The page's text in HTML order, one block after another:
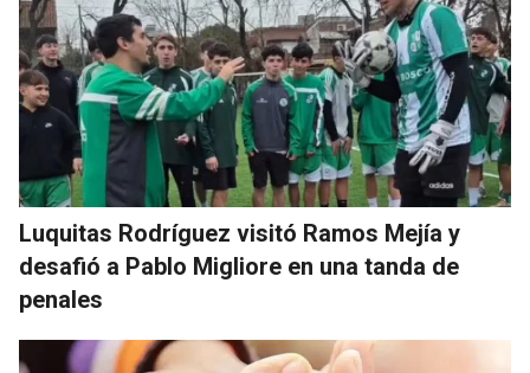
Luquitas Rodríguez visitó Ramos Mejía y
desafió a Pablo Migliore en una tanda de
penales